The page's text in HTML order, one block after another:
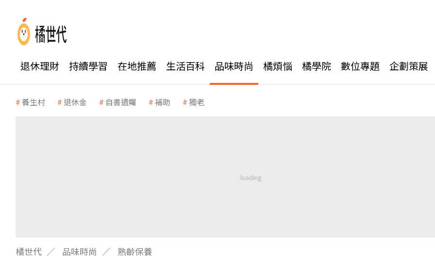
退休理財 持續學習 在地推薦 生活百科 品味時尚 橘煩惱 橘學院 數位專題 企劃策展
養生村 退休金 自書遺囑 補助 獨老
橘世代 品味時尚 熟齡保養